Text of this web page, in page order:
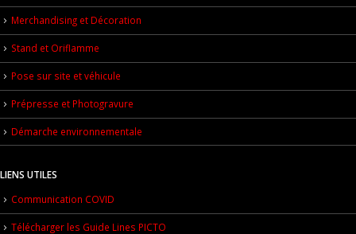
Merchandising et Décoration
Stand et Oriflamme
Pose sur site et véhicule
Prépresse et Photogravure
Démarche environnementale
LIENS UTILES
Communication COVID
Télécharger les Guide Lines PICTO